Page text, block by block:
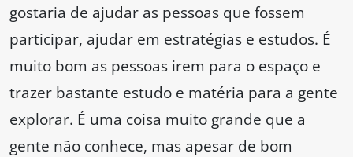
gostaria de ajudar as pessoas que fossem
participar, ajudar em estratégias e estudos. É
muito bom as pessoas irem para o espaço e
trazer bastante estudo e matéria para a gente
explorar. É uma coisa muito grande que a
gente não conhece, mas apesar de bom